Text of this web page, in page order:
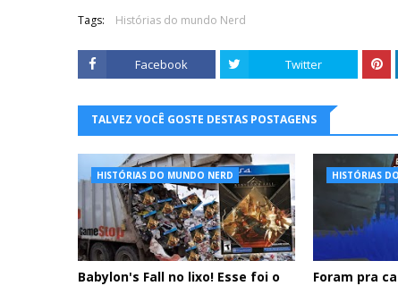
Tags: Histórias do mundo Nerd
Facebook Twitter
TALVEZ VOCÊ GOSTE DESTAS POSTAGENS
HISTÓRIAS DO MUNDO NERD
Babylon's Fall no lixo! Esse foi o
HISTÓRIAS
Foram pra